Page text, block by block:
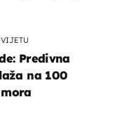
Predivna
na 100